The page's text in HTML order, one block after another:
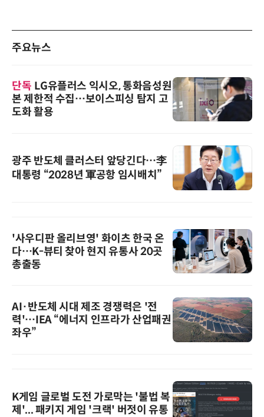
주요뉴스
단독 LG유플러스 익시오, 통화음성원
본 제한적 수집…보이스피싱 탐지 고
도화 활용
광주 반도체 클러스터 앞당긴다…李
대통령 “2028년 軍공항 임시배치”
'사우디판 올리브영' 화이츠 한국 온
다…K-뷰티 찾아 현지 유통사 20곳
총출동
AI·반도체 시대 제조 경쟁력은 '전
력'…IEA “에너지 인프라가 산업패권
좌우”
K게임 글로벌 도전 가로막는 '불법 복
제'... 패키지 게임 '크랙' 버젓이 유통